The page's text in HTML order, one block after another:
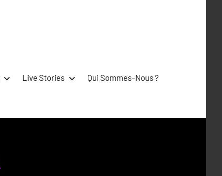
Live Stories Qui Sommes-Nous ?